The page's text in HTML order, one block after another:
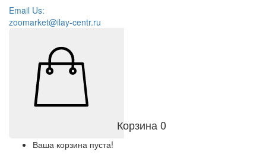
Email Us:
zoomarket@ilay-centr.ru
Корзина0
Ваша корзина пуста!